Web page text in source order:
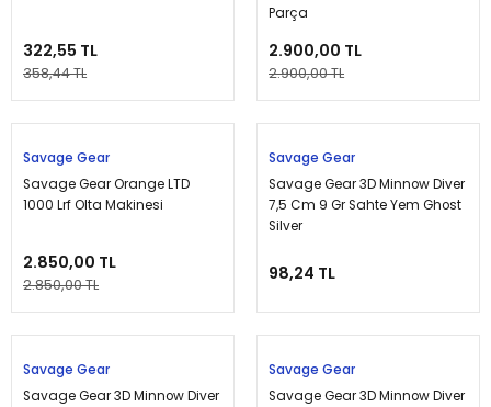
322,55 TL
358,44 TL
Parça
2.900,00 TL
2.900,00 TL
Savage Gear
Savage Gear Orange LTD
1000 Lrf Olta Makinesi
2.850,00 TL
2.850,00 TL
Savage Gear
Savage Gear 3D Minnow Diver
7,5 Cm 9 Gr Sahte Yem Ghost
Silver
98,24 TL
Savage Gear
Savage Gear 3D Minnow Diver
Savage Gear
Savage Gear 3D Minnow Diver